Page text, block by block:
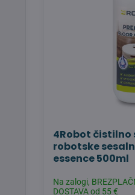
4Robot čistilno
robotske
essence 500ml
Na zalogi,
DOSTAVA od 55 €